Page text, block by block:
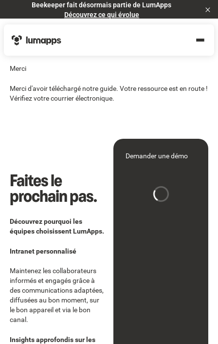
Beekeeper fait désormais partie de LumApps
Découvrez ce qui évolue
Merci
Merci d'avoir téléchargé notre guide. Votre ressource est en route !
Vérifiez votre courrier électronique.
Faites le
prochain pas.
Découvrez pourquoi les
équipes choisissent LumApps.
Intranet personnalisé
Maintenez les collaborateurs
informés et engagés grâce à
des communications adaptées,
diffusées au bon moment, sur
le bon appareil et via le bon
canal.
Insights approfondis sur les
Demander une démo